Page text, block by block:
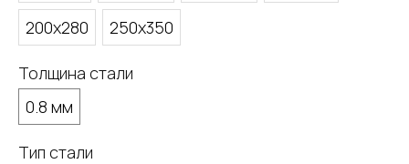
200х280
250х350
Толщина стали
0.8 мм
Тип стали